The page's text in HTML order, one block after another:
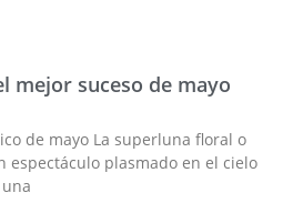
mejor suceso de mayo
de mayo La superluna floral o
espectáculo plasmado en el cielo